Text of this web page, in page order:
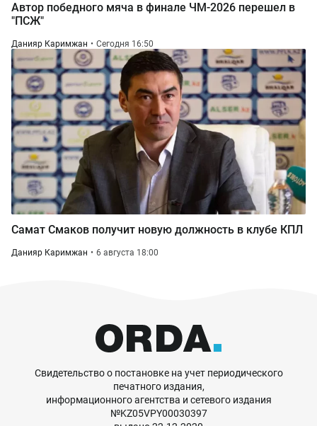
Автор победного мяча в финале ЧМ-2026 перешел в
"ПСЖ"
Данияр Каримжан Сегодня 16:50
Самат Смаков получит новую должность в клубе КПЛ
Данияр Каримжан 6 августа 18:00
Свидетельство о постановке на учет периодического
печатного издания,
информационного агентства и сетевого издания
№KZ05VPY00030397